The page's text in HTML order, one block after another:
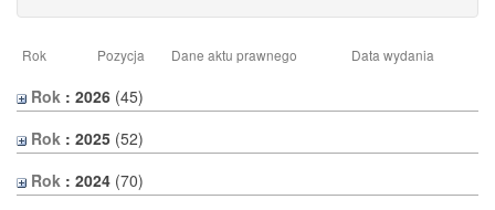
Rok Pozycja Dane aktu prawnego Data wydania
Rok : 2026 ‎(45)
Rok : 2025 ‎(52)
Rok : 2024 ‎(70)